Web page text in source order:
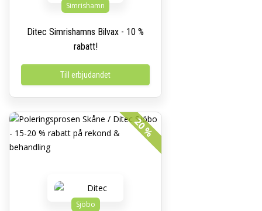
Simrishamn
Ditec Simrishamns Bilvax - 10 %
rabatt!
Till erbjudandet
20 %
Sjöbo